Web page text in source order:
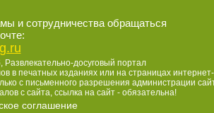
и сотрудничества обращаться
Развлекательно-досуговый портал
в печатных изданиях или на страницах интернет-
с письменного разрешения администрации
с сайта, ссылка на сайт - обязательна!
соглашение